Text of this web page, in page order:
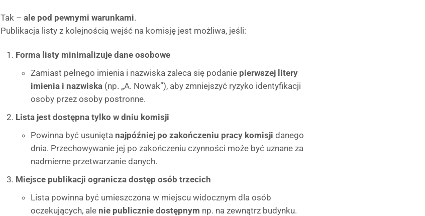
Tak – ale pod pewnymi warunkami.
Publikacja listy z kolejnością wejść na komisję jest możliwa, jeśli:
Forma listy minimalizuje dane osobowe
Zamiast pełnego imienia i nazwiska zaleca się podanie pierwszej litery
imienia i nazwiska (np. „A. Nowak”), aby zmniejszyć ryzyko identyfikacji
osoby przez osoby postronne.
Lista jest dostępna tylko w dniu komisji
Powinna być usunięta najpóźniej po zakończeniu pracy komisji danego
dnia. Przechowywanie jej po zakończeniu czynności może być uznane za
nadmierne przetwarzanie danych.
Miejsce publikacji ogranicza dostęp osób trzecich
Lista powinna być umieszczona w miejscu widocznym dla osób
oczekujących, ale nie publicznie dostępnym np. na zewnątrz budynku.